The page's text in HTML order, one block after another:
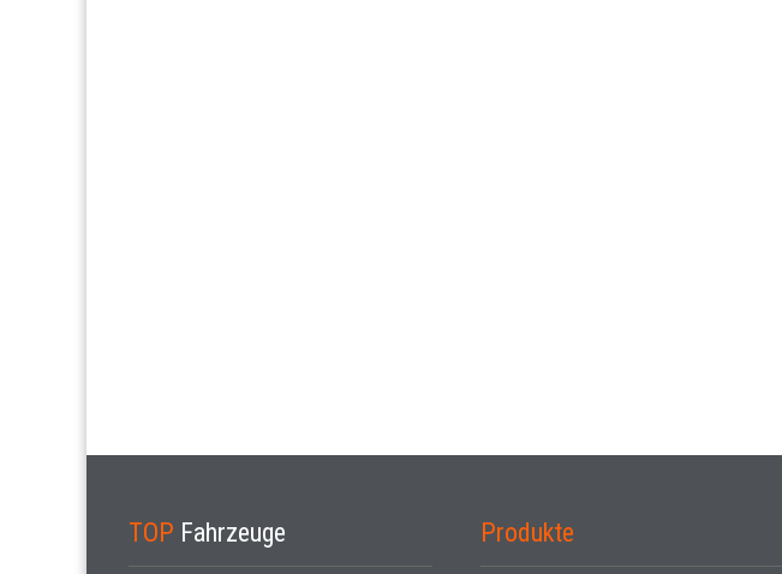
TOP Fahrzeuge Produkte